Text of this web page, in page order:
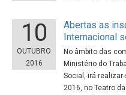
10
OUTUBRO
2016
Abertas as
Internacional
No âmbito das
Ministério do
Social, irá
2016, no Teatro